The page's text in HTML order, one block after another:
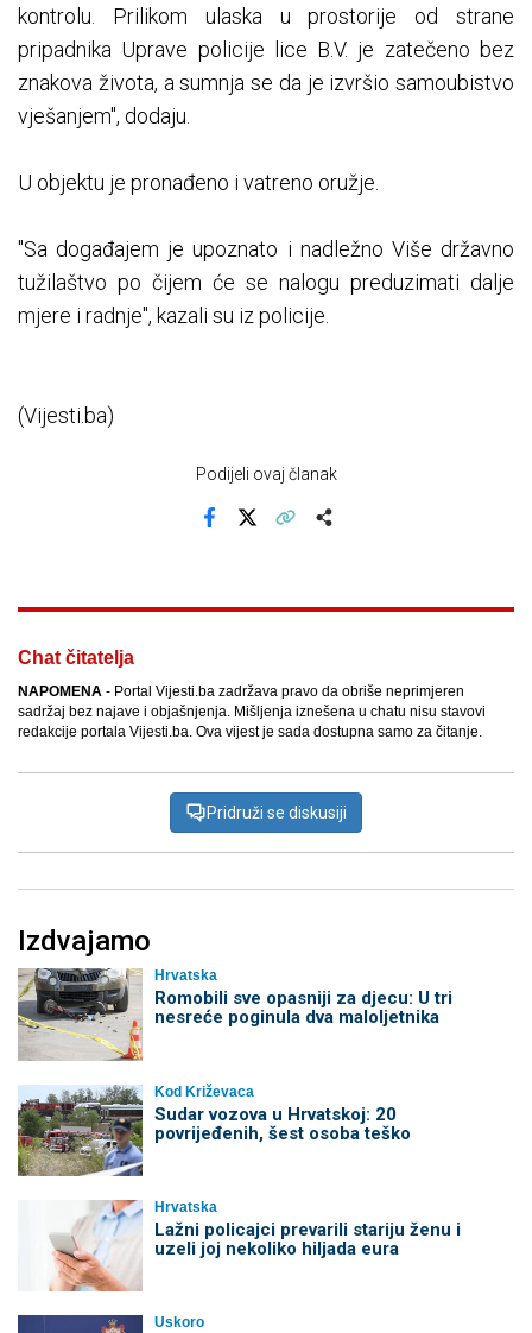
kontrolu. Prilikom ulaska u prostorije od strane
pripadnika Uprave policije lice B.V. je zatečeno bez
znakova života, a sumnja se da je izvršio samoubistvo
vješanjem", dodaju.
U objektu je pronađeno i vatreno oružje.
"Sa događajem je upoznato i nadležno Više državno
tužilaštvo po čijem će se nalogu preduzimati dalje
mjere i radnje", kazali su iz policije.
(Vijesti.ba)
Podijeli ovaj članak
Chat čitatelja
NAPOMENA - Portal Vijesti.ba zadržava pravo da obriše neprimjeren
sadržaj bez najave i objašnjenja. Mišljenja iznešena u chatu nisu stavovi
redakcije portala Vijesti.ba. Ova vijest je sada dostupna samo za čitanje.
Pridruži se diskusiji
Izdvajamo
Hrvatska
Romobili sve opasniji za djecu: U tri
nesreće poginula dva maloljetnika
Kod Križevaca
Sudar vozova u Hrvatskoj: 20
povrijeđenih, šest osoba teško
Hrvatska
Lažni policajci prevarili stariju ženu i
uzeli joj nekoliko hiljada eura
Uskoro